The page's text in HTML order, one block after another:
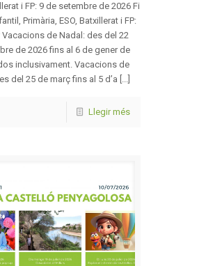
i FP: 9 de setembre de 2026 Fi
Primària, ESO, Batxillerat i FP:
Vacacions de Nadal: des del 22
de 2026 fins al 6 de gener de
inclusivament. Vacacions de
del 25 de març fins al 5 d’a [...]
Llegir més